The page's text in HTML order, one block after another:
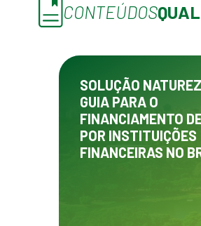
CONTEÚDOS
SOLUÇÃO
GUIA PARA O
FINANCIAMENTO
POR INSTITUIÇÕES
FINANCEIRAS NO